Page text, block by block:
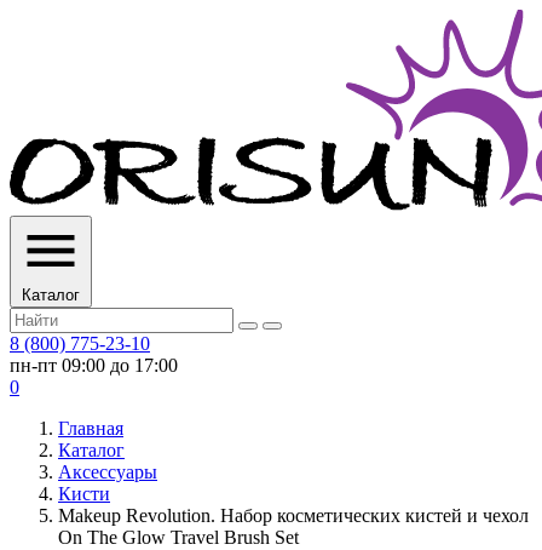
Каталог
8 (800) 775-23-10
пн-пт 09:00 до 17:00
0
Главная
Каталог
Аксессуары
Кисти
Makeup Revolution. Набор косметических кистей и чехол
On The Glow Travel Brush Set